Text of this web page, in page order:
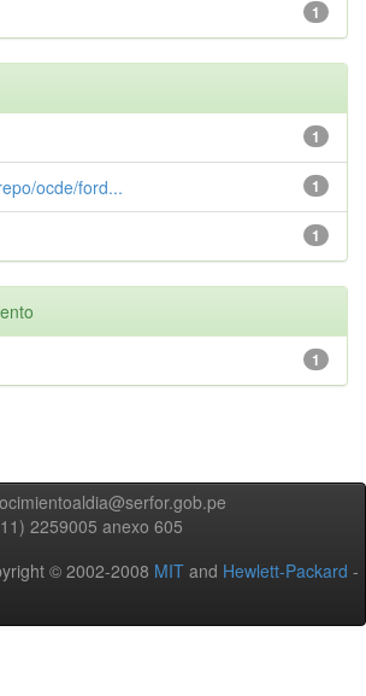
1
1
1
ocde/ford...
1
1
2259005 anexo 605
© 2002-2008 MIT and Hewlett-Packard -